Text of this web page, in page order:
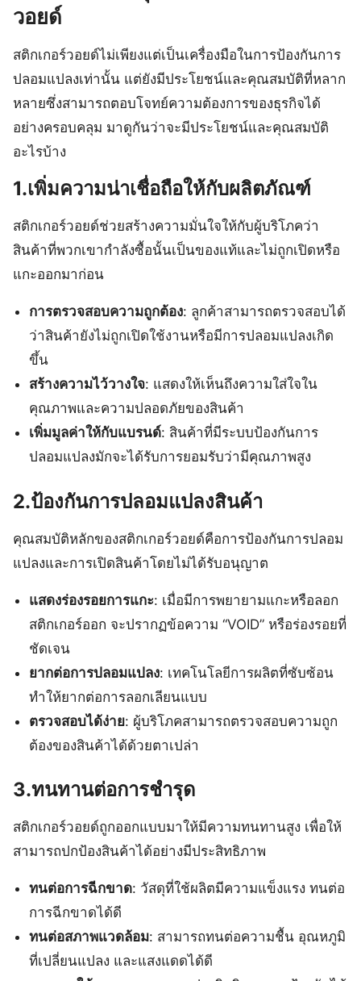
วอยด์
สติกเกอร์วอยด์ไม่เพียงแต่เป็นเครื่องมือในการป้องกันการ
ปลอมแปลงเท่านั้น แต่ยังมีประโยชน์และคุณสมบัติที่หลาก
หลายซึ่งสามารถตอบโจทย์ความต้องการของธุรกิจได้
อย่างครอบคลุม มาดูกันว่าจะมีประโยชน์และคุณสมบัติ
อะไรบ้าง
1.เพิ่มความน่าเชื่อถือให้กับผลิตภัณฑ์
สติกเกอร์วอยด์ช่วยสร้างความมั่นใจให้กับผู้บริโภคว่า
สินค้าที่พวกเขากำลังซื้อนั้นเป็นของแท้และไม่ถูกเปิดหรือ
แกะออกมาก่อน
การตรวจสอบความถูกต้อง: ลูกค้าสามารถตรวจสอบได้
ว่าสินค้ายังไม่ถูกเปิดใช้งานหรือมีการปลอมแปลงเกิด
ขึ้น
สร้างความไว้วางใจ: แสดงให้เห็นถึงความใส่ใจใน
คุณภาพและความปลอดภัยของสินค้า
เพิ่มมูลค่าให้กับแบรนด์: สินค้าที่มีระบบป้องกันการ
ปลอมแปลงมักจะได้รับการยอมรับว่ามีคุณภาพสูง
2.ป้องกันการปลอมแปลงสินค้า
คุณสมบัติหลักของสติกเกอร์วอยด์คือการป้องกันการปลอม
แปลงและการเปิดสินค้าโดยไม่ได้รับอนุญาต
แสดงร่องรอยการแกะ: เมื่อมีการพยายามแกะหรือลอก
สติกเกอร์ออก จะปรากฏข้อความ “VOID” หรือร่องรอยที่
ชัดเจน
ยากต่อการปลอมแปลง: เทคโนโลยีการผลิตที่ซับซ้อน
ทำให้ยากต่อการลอกเลียนแบบ
ตรวจสอบได้ง่าย: ผู้บริโภคสามารถตรวจสอบความถูก
ต้องของสินค้าได้ด้วยตาเปล่า
3.ทนทานต่อการชำรุด
สติกเกอร์วอยด์ถูกออกแบบมาให้มีความทนทานสูง เพื่อให้
สามารถปกป้องสินค้าได้อย่างมีประสิทธิภาพ
ทนต่อการฉีกขาด: วัสดุที่ใช้ผลิตมีความแข็งแรง ทนต่อ
การฉีกขาดได้ดี
ทนต่อสภาพแวดล้อม: สามารถทนต่อความชื้น อุณหภูมิ
ที่เปลี่ยนแปลง และแสงแดดได้ดี